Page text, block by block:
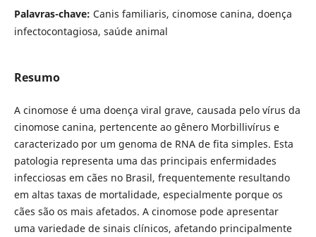
Palavras-chave: Canis familiaris, cinomose canina, doença
infectocontagiosa, saúde animal
Resumo
A cinomose é uma doença viral grave, causada pelo vírus da
cinomose canina, pertencente ao gênero Morbillivírus e
caracterizado por um genoma de RNA de fita simples. Esta
patologia representa uma das principais enfermidades
infecciosas em cães no Brasil, frequentemente resultando
em altas taxas de mortalidade, especialmente porque os
cães são os mais afetados. A cinomose pode apresentar
uma variedade de sinais clínicos, afetando principalmente